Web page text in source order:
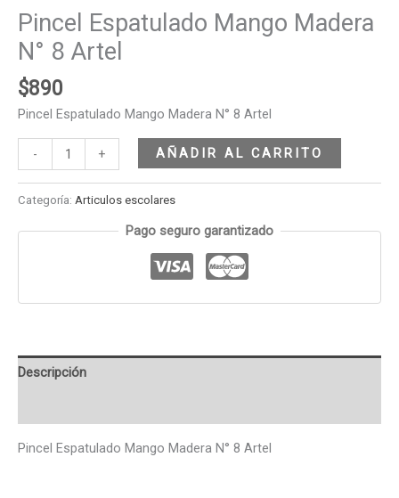
Pincel Espatulado Mango Madera
N° 8 Artel
$890
Pincel Espatulado Mango Madera N° 8 Artel
- + AÑADIR AL CARRITO
Categoría: Articulos escolares
Pago seguro garantizado
Descripción
Pincel Espatulado Mango Madera N° 8 Artel